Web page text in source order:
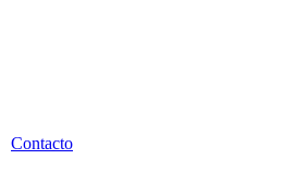
Contacto